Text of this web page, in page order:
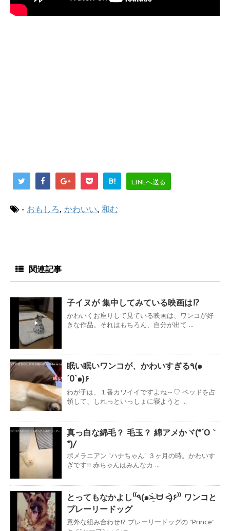
B! LINEへ送る
- おもしろ, かわいい, 和む
関連記事
子イヌが 集中してみている映画は!?
かわいくお座りして見ている映画は、ワンコが好
きな作品。それはもちろん、自分が出て ...
眠い眠いワンコが、かわいすぎる٩(๑
´0`๑)۶
わが子は、１番カワイイですよね～♡ ベッドを占
領して、しれっといっしょに寝ようと ...
真っ白な綿毛？ 毛玉？ 綿アメかヾ(*´Ο｀
*)/
ポメラニアン ”ハナちゃん” ３ヶ月の時。かわいす
ぎです!! 赤ちゃんはみんなカ ...
とってもなかよし⁽⁽٩(๑˃̶͈̀ ᗨ ˂̶͈́)۶⁾⁾ ワンコと
プレーリードッグ
意外な組み合わせ!? プレーリードッグの ”Prince”